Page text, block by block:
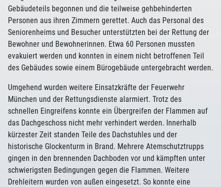
Gebäudeteils begonnen und die teilweise gehbehinderten
Personen aus ihren Zimmern gerettet. Auch das Personal des
Seniorenheims und Besucher unterstützten bei der Rettung der
Bewohner und Bewohnerinnen. Etwa 60 Personen mussten
evakuiert werden und konnten in einem nicht betroffenen Teil
des Gebäudes sowie einem Bürogebäude untergebracht werden.
Umgehend wurden weitere Einsatzkräfte der Feuerwehr
München und der Rettungsdienste alarmiert. Trotz des
schnellen Eingreifens konnte ein Übergreifen der Flammen auf
das Dachgeschoss nicht mehr verhindert werden. Innerhalb
kürzester Zeit standen Teile des Dachstuhles und der
historische Glockenturm in Brand. Mehrere Atemschutztrupps
gingen in den brennenden Dachboden vor und kämpften unter
schwierigsten Bedingungen gegen die Flammen. Weitere
Drehleitern wurden von außen eingesetzt. So konnte eine